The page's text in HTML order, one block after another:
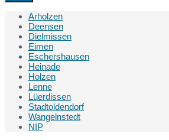
Arholzen
Deensen
Dielmissen
Eimen
Eschershausen
Heinade
Holzen
Lenne
Lüerdissen
Stadtoldendorf
Wangelnstedt
NIP